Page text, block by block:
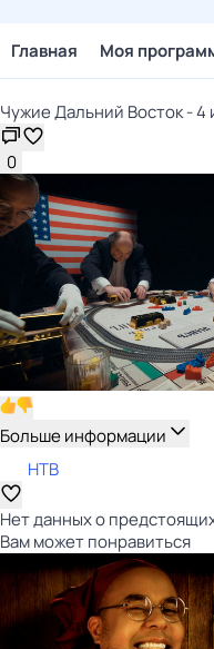
Главная Моя
Чужие Дальний Восток - 4
0
Больше информации
НТВ
Нет данных о
Вам может понравиться